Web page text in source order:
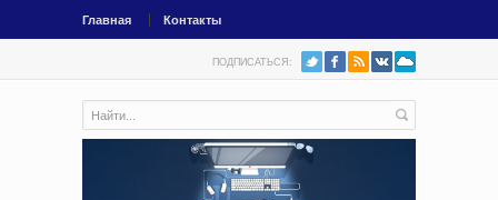
Главная Контакты
ПОДПИСАТЬСЯ: